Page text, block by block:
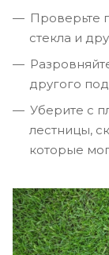
Проверьте
стекла и
другого
Уберите с
лестницы,
которые